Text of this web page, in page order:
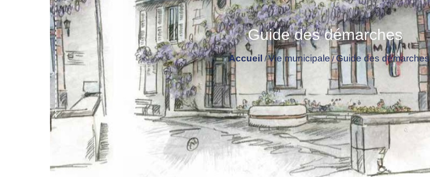
Guide des démarches
Accueil /Vie municipale /Guide des démarches